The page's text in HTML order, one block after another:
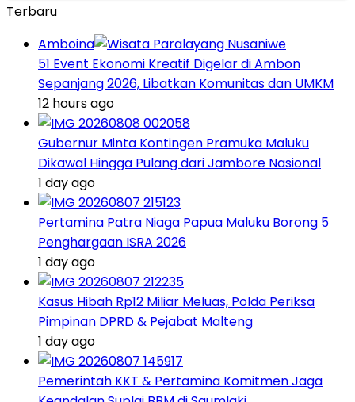
Terbaru
Amboina
51 Event Ekonomi Kreatif Digelar di Ambon
Sepanjang 2026, Libatkan Komunitas dan UMKM
12 hours ago
Gubernur Minta Kontingen Pramuka Maluku
Dikawal Hingga Pulang dari Jambore Nasional
1 day ago
Pertamina Patra Niaga Papua Maluku Borong 5
Penghargaan ISRA 2026
1 day ago
Kasus Hibah Rp12 Miliar Meluas, Polda Periksa
Pimpinan DPRD & Pejabat Malteng
1 day ago
Pemerintah KKT & Pertamina Komitmen Jaga